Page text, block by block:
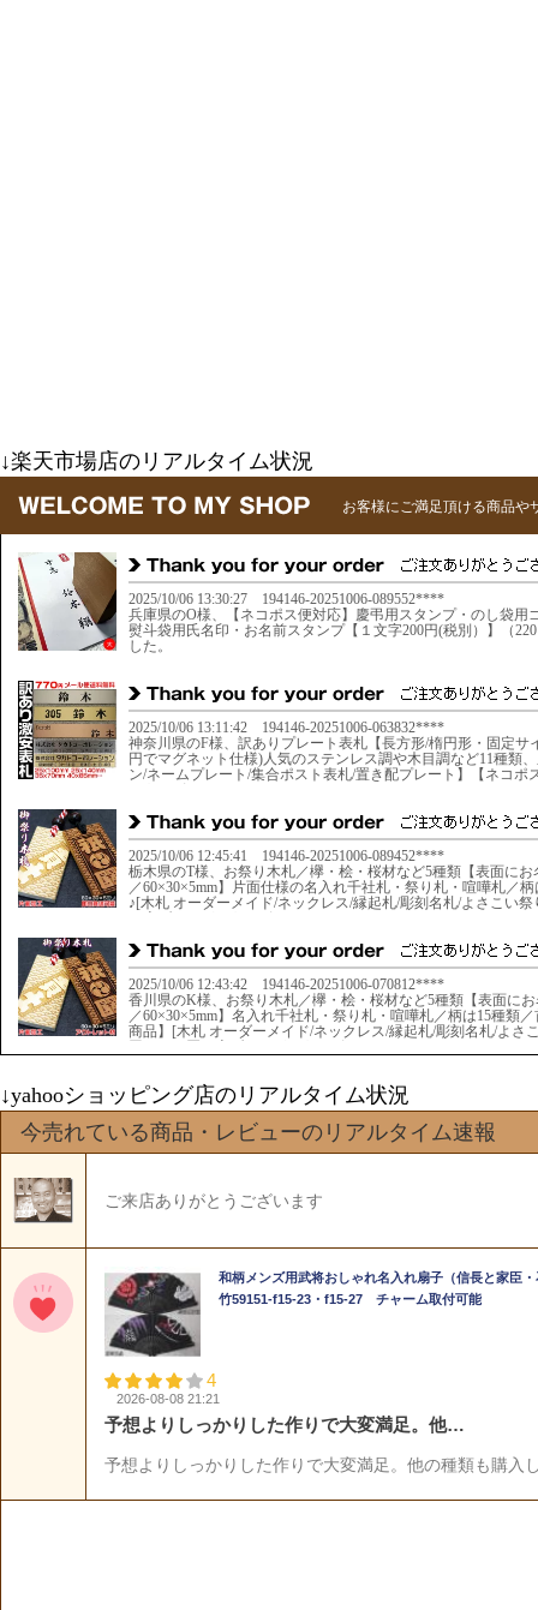
↓楽天市場店のリアルタイム状況
↓yahooショッピング店のリアルタイム状況